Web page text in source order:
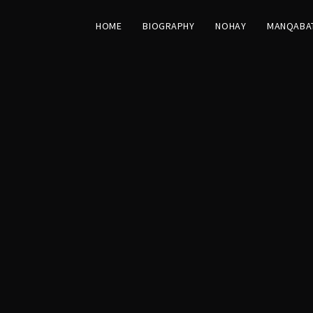
HOME BIOGRAPHY NOHAY